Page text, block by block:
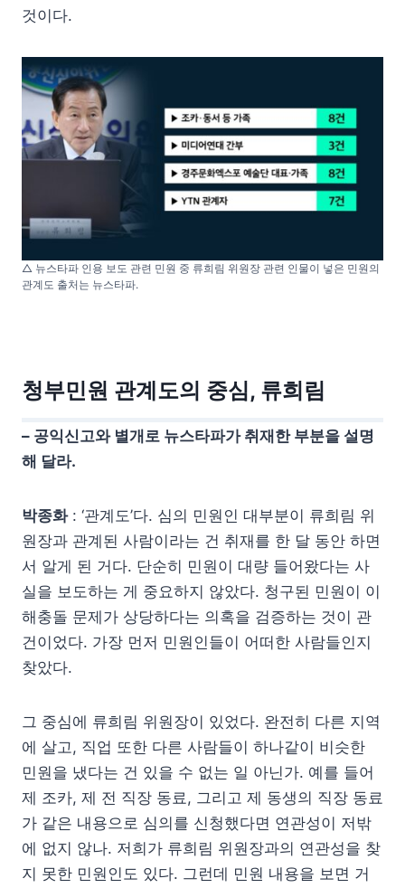
것이다.
△ 뉴스타파 인용 보도 관련 민원 중 류희림 위원장 관련 인물이 넣은 민원의
관계도 출처는 뉴스타파.
청부민원 관계도의 중심, 류희림
– 공익신고와 별개로 뉴스타파가 취재한 부분을 설명
해 달라.
박종화: ‘관계도’다. 심의 민원인 대부분이 류희림 위
원장과 관계된 사람이라는 건 취재를 한 달 동안 하면
서 알게 된 거다. 단순히 민원이 대량 들어왔다는 사
실을 보도하는 게 중요하지 않았다. 청구된 민원이 이
해충돌 문제가 상당하다는 의혹을 검증하는 것이 관
건이었다. 가장 먼저 민원인들이 어떠한 사람들인지
찾았다.
그 중심에 류희림 위원장이 있었다. 완전히 다른 지역
에 살고, 직업 또한 다른 사람들이 하나같이 비슷한
민원을 냈다는 건 있을 수 없는 일 아닌가. 예를 들어
제 조카, 제 전 직장 동료, 그리고 제 동생의 직장 동료
가 같은 내용으로 심의를 신청했다면 연관성이 저밖
에 없지 않나. 저희가 류희림 위원장과의 연관성을 찾
지 못한 민원인도 있다. 그런데 민원 내용을 보면 거